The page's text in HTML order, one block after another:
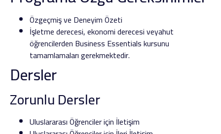
Özgeçmiş ve Deneyim Özeti
İşletme derecesi, ekonomi derecesi veyahut
öğrencilerden Business Essentials kursunu
tamamlamaları gerekmektedir.
Dersler
Zorunlu Dersler
Uluslararası Öğrenciler için İletişim